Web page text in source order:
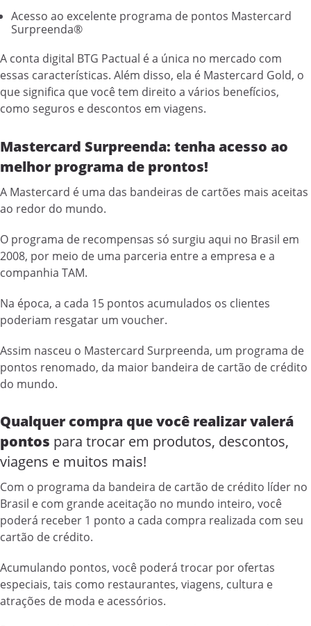
Acesso ao excelente programa de pontos Mastercard
Surpreenda®
A conta digital BTG Pactual é a única no mercado com
essas características. Além disso, ela é Mastercard Gold, o
que significa que você tem direito a vários benefícios,
como seguros e descontos em viagens.
Mastercard Surpreenda: tenha acesso ao
melhor programa de prontos!
A Mastercard é uma das bandeiras de cartões mais aceitas
ao redor do mundo.
O programa de recompensas só surgiu aqui no Brasil em
2008, por meio de uma parceria entre a empresa e a
companhia TAM.
Na época, a cada 15 pontos acumulados os clientes
poderiam resgatar um voucher.
Assim nasceu o Mastercard Surpreenda, um programa de
pontos renomado, da maior bandeira de cartão de crédito
do mundo.
Qualquer compra que você realizar valerá
pontos para trocar em produtos, descontos,
viagens e muitos mais!
Com o programa da bandeira de cartão de crédito líder no
Brasil e com grande aceitação no mundo inteiro, você
poderá receber 1 ponto a cada compra realizada com seu
cartão de crédito.
Acumulando pontos, você poderá trocar por ofertas
especiais, tais como restaurantes, viagens, cultura e
atrações de moda e acessórios.